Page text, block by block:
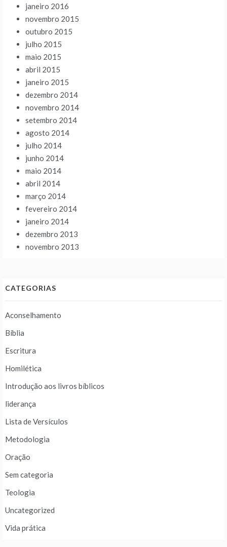
janeiro 2016
novembro 2015
outubro 2015
julho 2015
maio 2015
abril 2015
janeiro 2015
dezembro 2014
novembro 2014
setembro 2014
agosto 2014
julho 2014
junho 2014
maio 2014
abril 2014
março 2014
fevereiro 2014
janeiro 2014
dezembro 2013
novembro 2013
CATEGORIAS
Aconselhamento
Bíblia
Escritura
Homilética
Introdução aos livros bíblicos
liderança
Lista de Versículos
Metodologia
Oração
Sem categoria
Teologia
Uncategorized
Vida prática